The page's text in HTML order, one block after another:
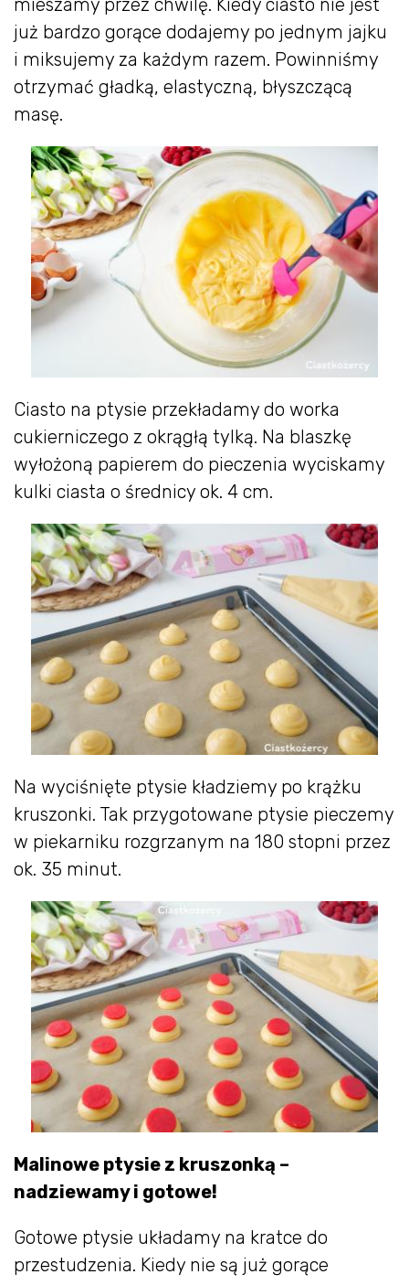
mieszamy przez chwilę. Kiedy ciasto nie jest
już bardzo gorące dodajemy po jednym jajku
i miksujemy za każdym razem. Powinniśmy
otrzymać gładką, elastyczną, błyszczącą
masę.
Ciasto na ptysie przekładamy do worka
cukierniczego z okrągłą tylką. Na blaszkę
wyłożoną papierem do pieczenia wyciskamy
kulki ciasta o średnicy ok. 4 cm.
Na wyciśnięte ptysie kładziemy po krążku
kruszonki. Tak przygotowane ptysie pieczemy
w piekarniku rozgrzanym na 180 stopni przez
ok. 35 minut.
Malinowe ptysie z kruszonką –
nadziewamy i gotowe!
Gotowe ptysie układamy na kratce do
przestudzenia. Kiedy nie są już gorące